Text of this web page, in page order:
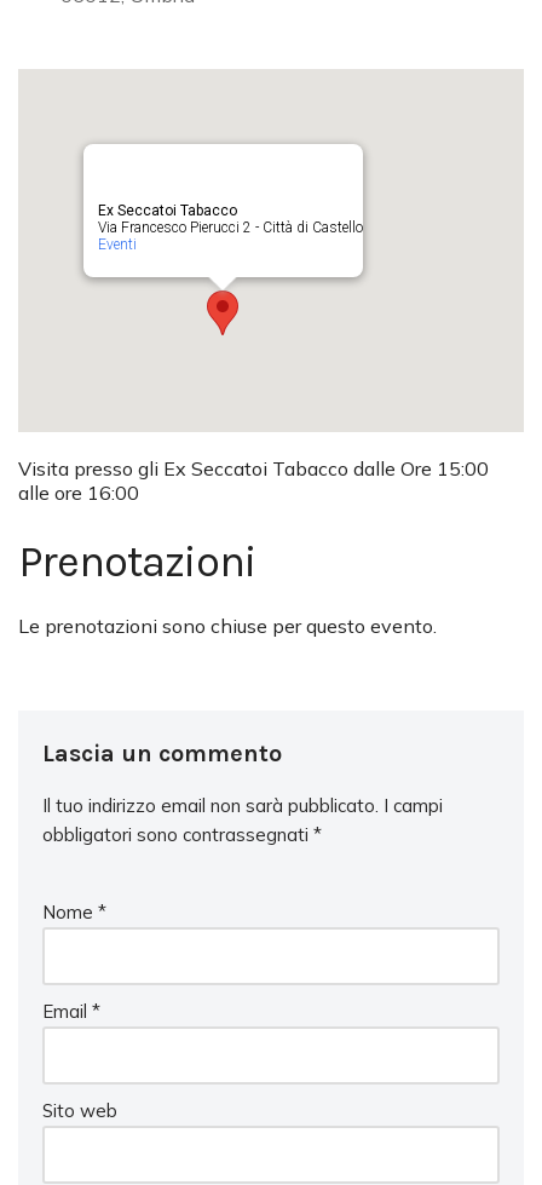
Ex Seccatoi Tabacco
Via Francesco Pierucci 2 - Città di Castello
Eventi
Visita presso gli Ex Seccatoi Tabacco dalle Ore 15:00
alle ore 16:00
Prenotazioni
Le prenotazioni sono chiuse per questo evento.
Lascia un commento
Il tuo indirizzo email non sarà pubblicato. I campi
obbligatori sono contrassegnati *
Nome *
Email *
Sito web